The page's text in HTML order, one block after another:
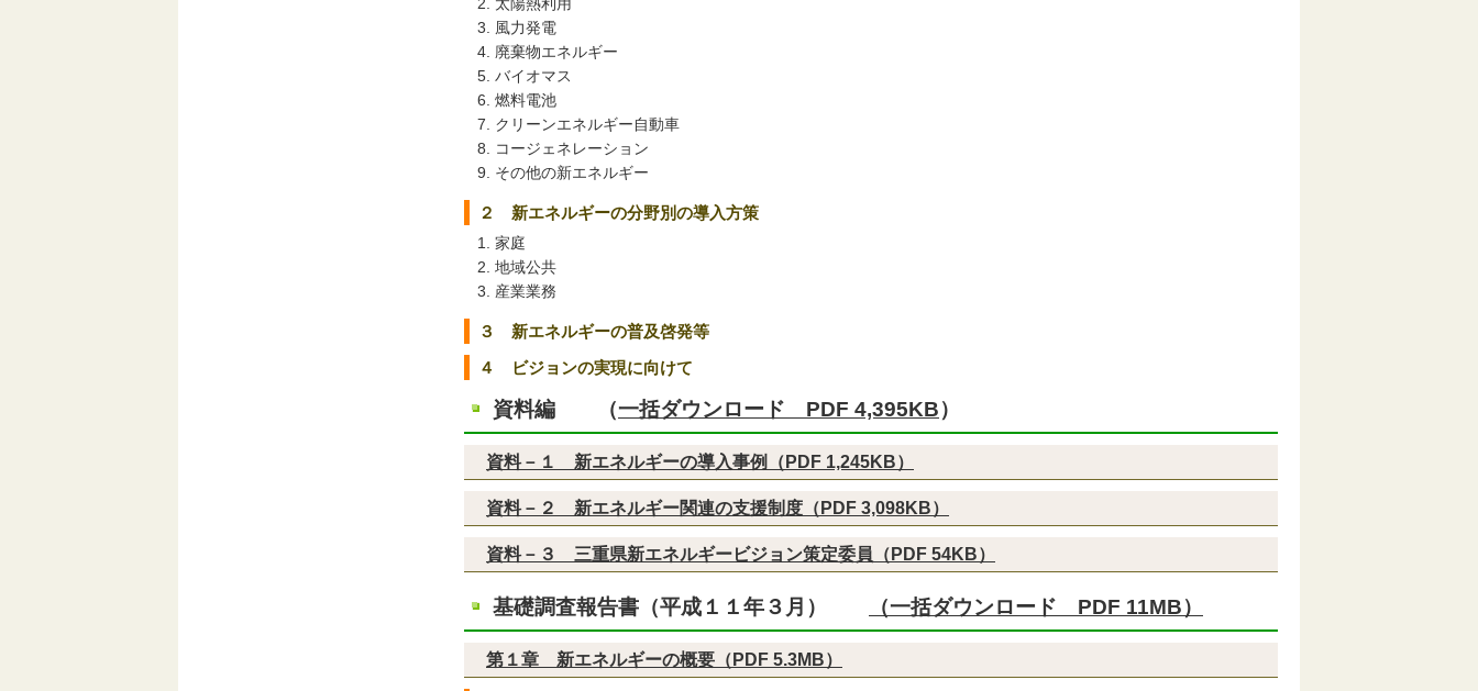
風力発電
廃棄物エネルギー
バイオマス
燃料電池
クリーンエネルギー自動車
コージェネレーション
その他の新エネルギー
２ 新エネルギーの分野別の導入方策
家庭
地域公共
産業業務
３ 新エネルギーの普及啓発等
４ ビジョンの実現に向けて
資料編 （一括ダウンロード PDF 4,395KB）
資料－１ 新エネルギーの導入事例（PDF 1,245KB）
資料－２ 新エネルギー関連の支援制度（PDF 3,098KB）
資料－３ 三重県新エネルギービジョン策定委員（PDF 54KB）
基礎調査報告書（平成１１年３月） （一括ダウンロード PDF 11MB）
第１章 新エネルギーの概要（PDF 5.3MB）